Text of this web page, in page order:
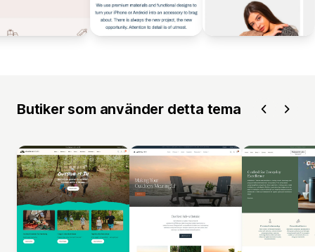
Butiker som använder detta tema